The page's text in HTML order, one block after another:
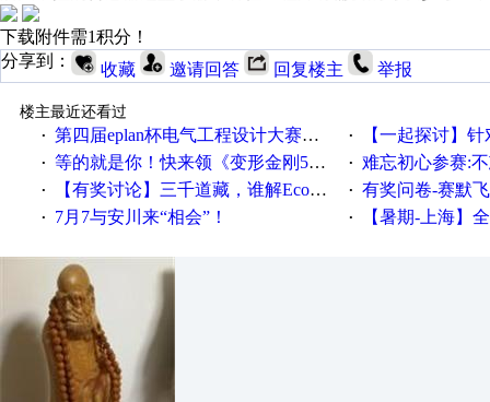
下载附件需1积分！
分享到：
收藏 邀请回答 回复楼主 举报
楼主最近还看过
· 第四届eplan杯电气工程设计大赛报名啦！！！ · 【一起探讨】针对机床业的
· 等的就是你！快来领《变形金刚5》观影券 · 难忘初心参赛:
· 【有奖讨论】三千道藏，谁解EcoStruxureMA领域之谜？ · 有奖问卷-赛默飞精细
· 7月7与安川来“相会”！ · 【暑期-上海】全国工业